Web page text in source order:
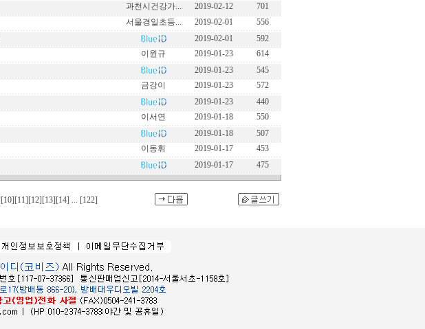
과천시건강가... 2019-02-12
701
서울경일초등... 2019-02-01
556
2019-02-01
592
이윈규 2019-01-23
614
2019-01-23
545
금강이 2019-01-23
572
2019-01-23
440
이서연 2019-01-18
550
2019-01-18
507
이동휘 2019-01-17
453
2019-01-17 475
[10] [11] [12] [13] [14] ... [122]